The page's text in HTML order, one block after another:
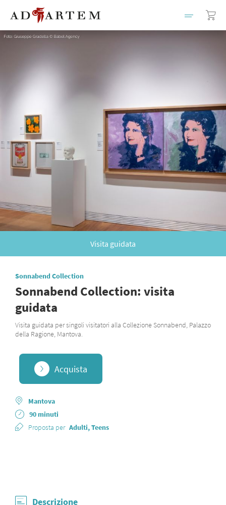
Visita guidata
Sonnabend Collection
Sonnabend Collection: visita
guidata
Visita guidata per singoli visitatori alla Collezione Sonnabend, Palazzo
della Ragione, Mantova.
Acquista
Mantova
90 minuti
Proposta per Adulti, Teens
Descrizione